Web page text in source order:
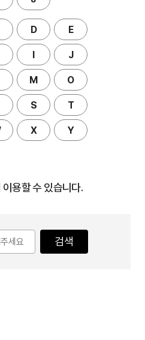
D E
I J
M O
S T
X Y
용할 수 있습니다.
검색